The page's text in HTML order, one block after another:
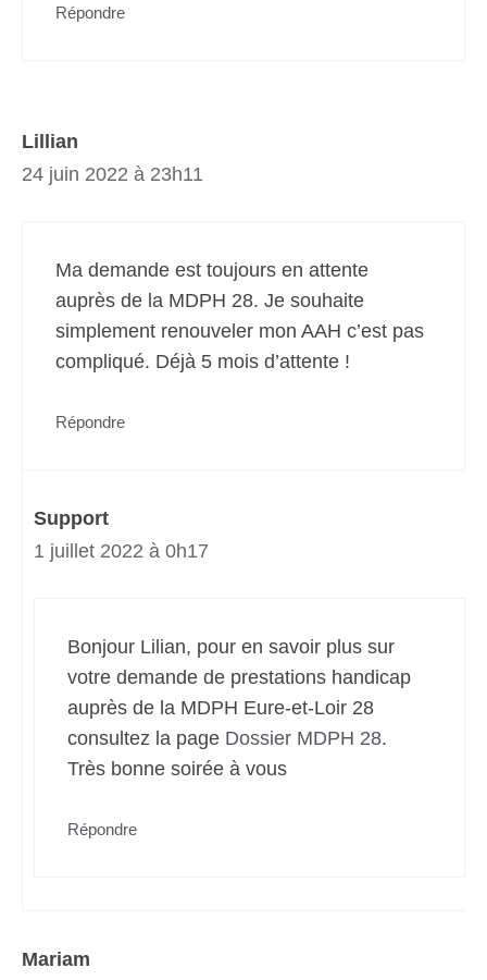
Répondre
Lillian
24 juin 2022 à 23h11
Ma demande est toujours en attente
auprès de la MDPH 28. Je souhaite
simplement renouveler mon AAH c’est pas
compliqué. Déjà 5 mois d’attente !
Répondre
Support
1 juillet 2022 à 0h17
Bonjour Lilian, pour en savoir plus sur
votre demande de prestations handicap
auprès de la MDPH Eure-et-Loir 28
consultez la page Dossier MDPH 28.
Très bonne soirée à vous
Répondre
Mariam